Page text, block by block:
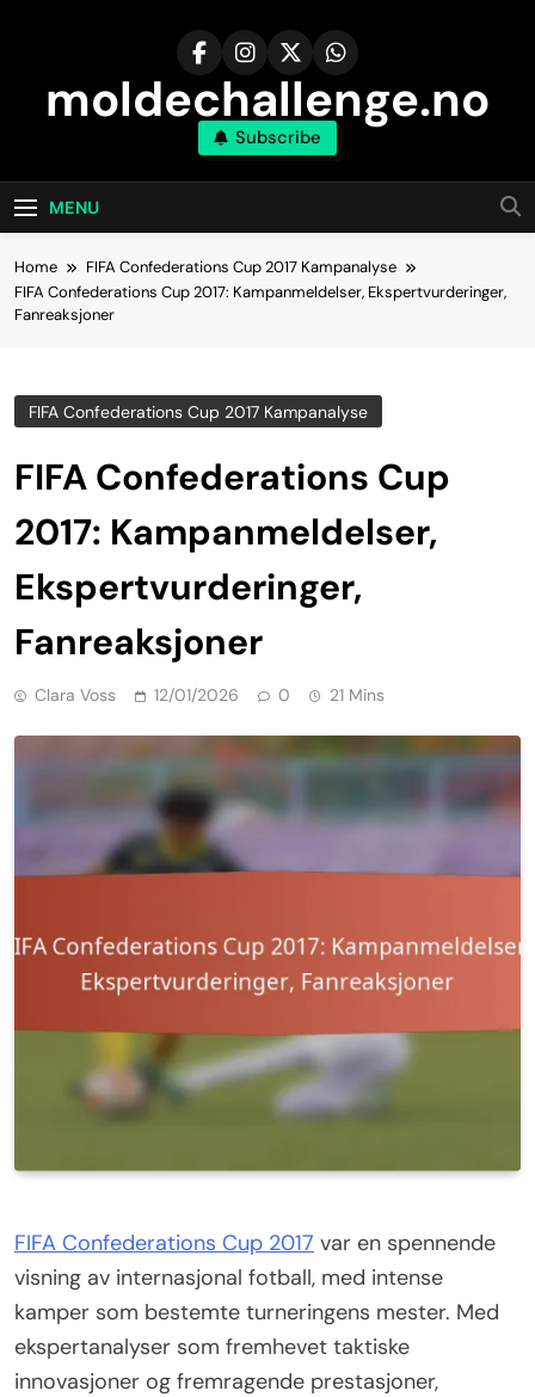
moldechallenge.no
Subscribe
MENU
Home
FIFA Confederations Cup 2017 Kampanalyse
FIFA Confederations Cup 2017: Kampanmeldelser, Ekspertvurderinger,
Fanreaksjoner
FIFA Confederations Cup 2017 Kampanalyse
FIFA Confederations Cup
2017: Kampanmeldelser,
Ekspertvurderinger,
Fanreaksjoner
Clara Voss 12/01/2026 0 21 Mins
FIFA Confederations Cup 2017 var en spennende
visning av internasjonal fotball, med intense
kamper som bestemte turneringens mester. Med
ekspertanalyser som fremhevet taktiske
innovasjoner og fremragende prestasjoner,